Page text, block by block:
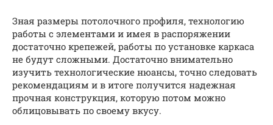
Зная размеры потолочного профиля, технологию
работы с элементами и имея в распоряжении
достаточно крепежей, работы по установке каркаса
не будут сложными. Достаточно внимательно
изучить технологические нюансы, точно следовать
рекомендациям и в итоге получится надежная
прочная конструкция, которую потом можно
облицовывать по своему вкусу.